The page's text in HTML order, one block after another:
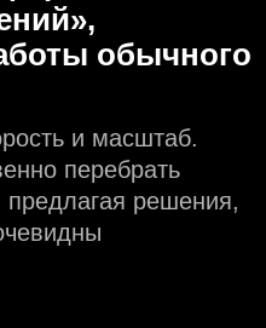
обычного
и масштаб.
перебрать
решения,